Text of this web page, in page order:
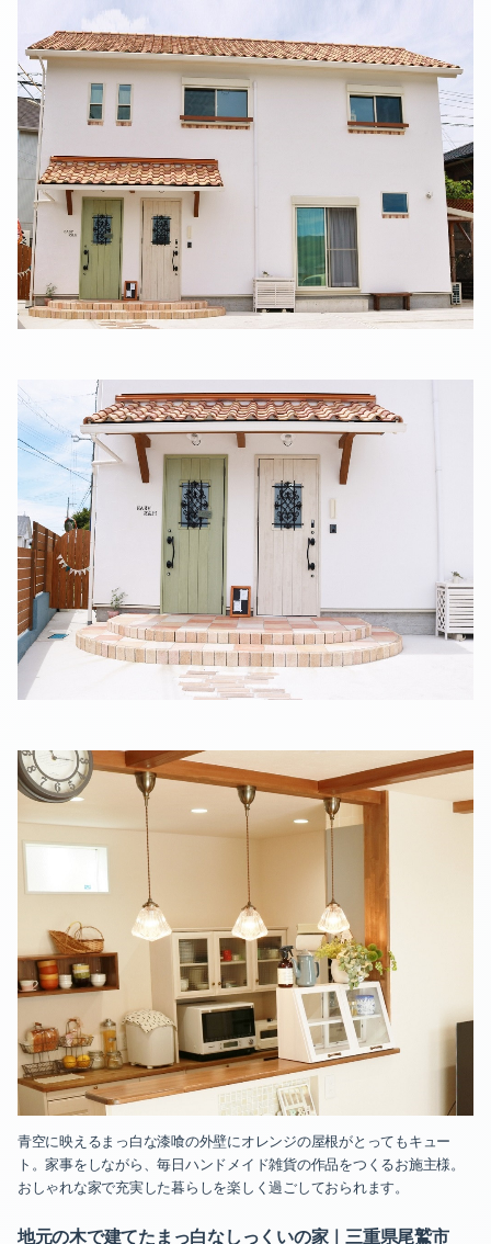
青空に映えるまっ白な漆喰の外壁にオレンジの屋根がとってもキュー
ト。家事をしながら、毎日ハンドメイド雑貨の作品をつくるお施主様。
おしゃれな家で充実した暮らしを楽しく過ごしておられます。
地元の木で建てたまっ白なしっくいの家｜三重県尾鷲市